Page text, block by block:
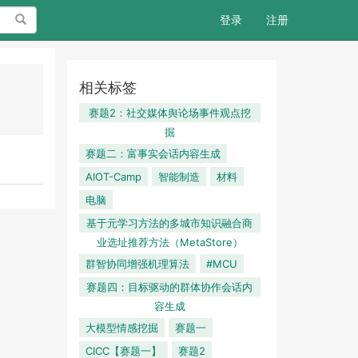
搜索 登录 注册
相关标签
赛题2：社交媒体舆论场事件观点挖
掘
赛题二：富事实会话内容生成
AIOT-Camp
智能制造
材料
电脑
基于元学习方法的多城市知识融合商
业选址推荐方法（MetaStore）
群智协同增强机理算法
#MCU
赛题四：目标驱动的群体协作会话内
容生成
大模型情感挖掘
赛题一
CICC【赛题一】
赛题2